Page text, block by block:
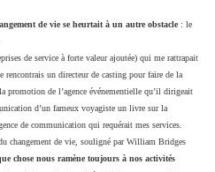
de vie se heurtait à un autre obstacle : le
de service à forte valeur ajoutée) qui me rattrapait
rencontrais un directeur de casting pour faire de la
de l’agence événementielle qu’il dirigeait
d’un fameux voyagiste un livre sur la
de communication qui requérait mes services.
changement de vie, souligné par William Bridges
chose nous ramène toujours à nos activités